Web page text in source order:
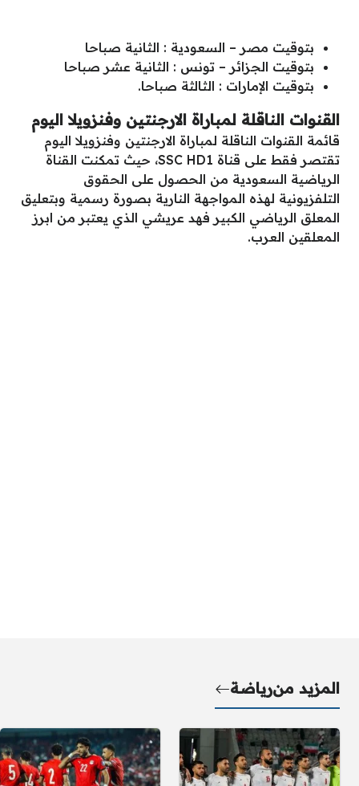
بتوقيت مصر – السعودية : الثانية صباحا
بتوقيت الجزائر – تونس : الثانية عشر صباحا
بتوقيت الإمارات : الثالثة صباحا.
القنوات الناقلة لمباراة الارجنتين وفنزويلا اليوم
قائمة القنوات الناقلة لمباراة الارجنتين وفنزويلا اليوم
تقتصر فقط على قناة SSC HD1، حيث تمكنت القناة
الرياضية السعودية من الحصول على الحقوق
التلفزيونية لهذه المواجهة النارية بصورة رسمية وبتعليق
المعلق الرياضي الكبير فهد عريشي الذي يعتبر من ابرز
المعلقين العرب.
المزيد منرياضة